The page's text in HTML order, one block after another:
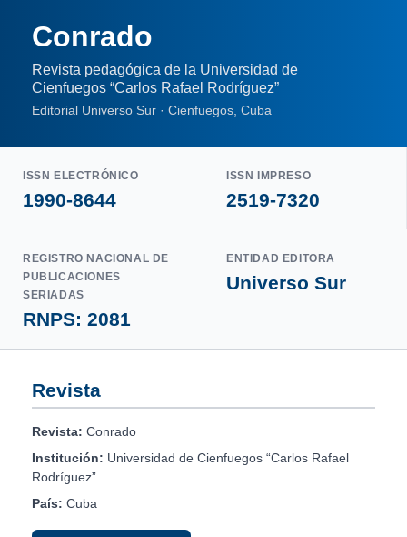
Conrado
Revista pedagógica de la Universidad de
Cienfuegos “Carlos Rafael Rodríguez”
Editorial Universo Sur · Cienfuegos, Cuba
ISSN ELECTRÓNICO
1990-8644
ISSN IMPRESO
2519-7320
REGISTRO NACIONAL DE
PUBLICACIONES
SERIADAS
RNPS: 2081
ENTIDAD EDITORA
Universo Sur
Revista
Revista: Conrado
Institución: Universidad de Cienfuegos “Carlos Rafael
Rodríguez”
País: Cuba